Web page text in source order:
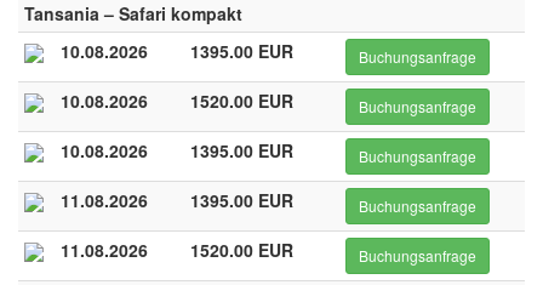
Tansania – Safari kompakt
10.08.2026
1395.00 EUR Buchungsanfrage
10.08.2026 1520.00 EUR Buchungsanfrage
10.08.2026 1395.00 EUR Buchungsanfrage
11.08.2026 1395.00 EUR Buchungsanfrage
11.08.2026 1520.00 EUR Buchungsanfrage